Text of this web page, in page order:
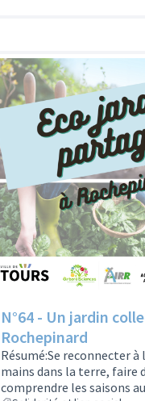
N°64 - Un jardin
Rochepinard
Résumé:Se reconnecter
mains dans la terre, faire
comprendre les saisons